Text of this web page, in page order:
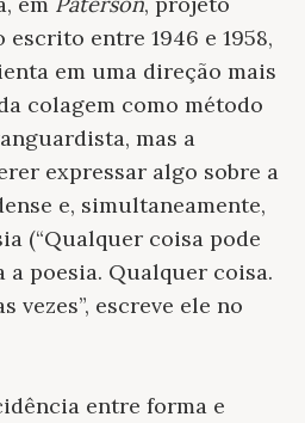
entre 1946 e 1958,
em uma direção mais
colagem como método
mas a
expressar algo sobre a
e, simultaneamente,
(“Qualquer coisa pode
a poesia. Qualquer coisa.
vezes”, escreve ele no
entre forma e